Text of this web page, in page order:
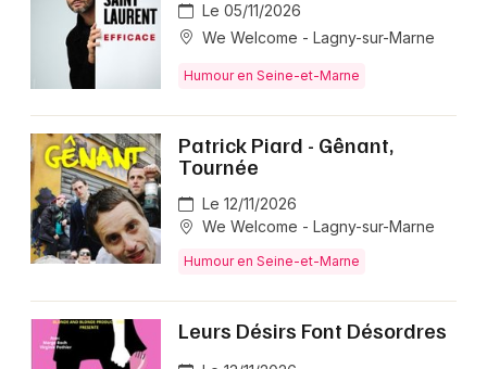
Le 05/11/2026
We Welcome - Lagny-sur-Marne
Humour en Seine-et-Marne
Patrick Piard - Gênant,
Tournée
Le 12/11/2026
We Welcome - Lagny-sur-Marne
Humour en Seine-et-Marne
Leurs Désirs Font Désordres